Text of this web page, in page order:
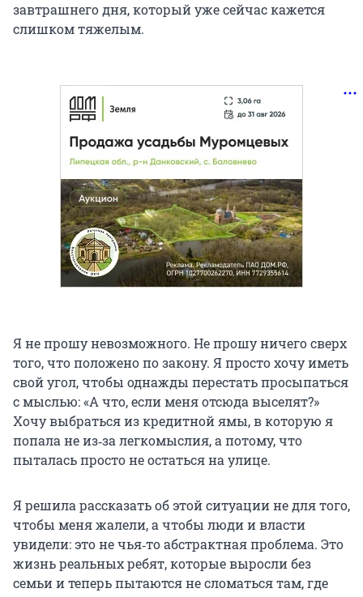
завтрашнего дня, который уже сейчас кажется
слишком тяжелым.
Я не прошу невозможного. Не прошу ничего сверх
того, что положено по закону. Я просто хочу иметь
свой угол, чтобы однажды перестать просыпаться
с мыслью: «А что, если меня отсюда выселят?»
Хочу выбраться из кредитной ямы, в которую я
попала не из‑за легкомыслия, а потому, что
пыталась просто не остаться на улице.
Я решила рассказать об этой ситуации не для того,
чтобы меня жалели, а чтобы люди и власти
увидели: это не чья‑то абстрактная проблема. Это
жизнь реальных ребят, которые выросли без
семьи и теперь пытаются не сломаться там, где